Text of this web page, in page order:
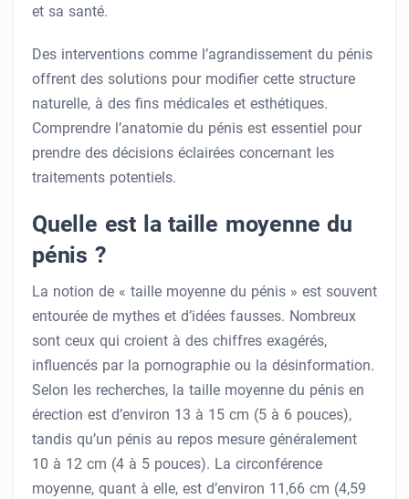
et sa santé.
Des interventions comme l’agrandissement du pénis
offrent des solutions pour modifier cette structure
naturelle, à des fins médicales et esthétiques.
Comprendre l’anatomie du pénis est essentiel pour
prendre des décisions éclairées concernant les
traitements potentiels.
Quelle est la taille moyenne du
pénis ?
La notion de « taille moyenne du pénis » est souvent
entourée de mythes et d’idées fausses. Nombreux
sont ceux qui croient à des chiffres exagérés,
influencés par la pornographie ou la désinformation.
Selon les recherches, la taille moyenne du pénis en
érection est d’environ 13 à 15 cm (5 à 6 pouces),
tandis qu’un pénis au repos mesure généralement
10 à 12 cm (4 à 5 pouces). La circonférence
moyenne, quant à elle, est d’environ 11,66 cm (4,59